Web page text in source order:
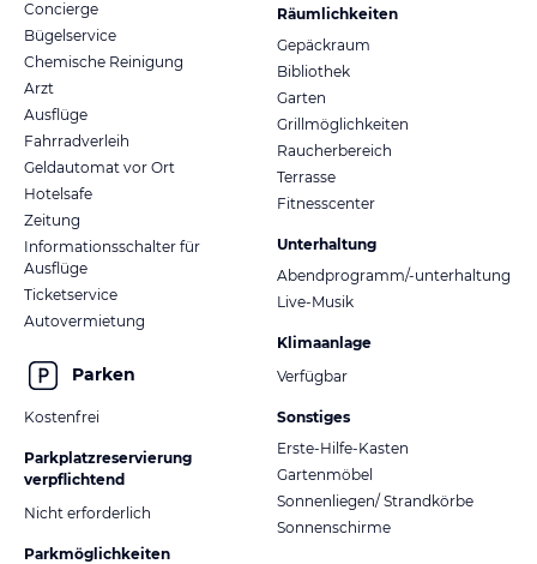
Concierge
Bügelservice
Chemische Reinigung
Arzt
Ausflüge
Fahrradverleih
Geldautomat vor Ort
Hotelsafe
Zeitung
Informationsschalter für
Ausflüge
Ticketservice
Autovermietung
Parken
Kostenfrei
Parkplatzreservierung
verpflichtend
Nicht erforderlich
Parkmöglichkeiten
Räumlichkeiten
Gepäckraum
Bibliothek
Garten
Grillmöglichkeiten
Raucherbereich
Terrasse
Fitnesscenter
Unterhaltung
Abendprogramm/-unterhaltung
Live-Musik
Klimaanlage
Verfügbar
Sonstiges
Erste-Hilfe-Kasten
Gartenmöbel
Sonnenliegen/ Strandkörbe
Sonnenschirme